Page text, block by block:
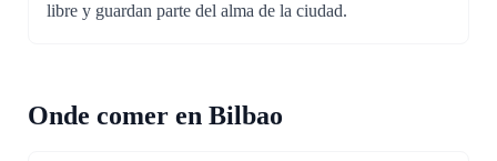
libre y guardan parte del alma de la ciudad.
Onde comer en Bilbao